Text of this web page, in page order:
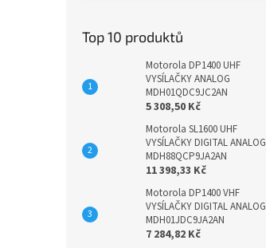
Top 10 produktů
Motorola DP1400 UHF
VYSÍLAČKY ANALOG
MDH01QDC9JC2AN
5 308,50 Kč
Motorola SL1600 UHF
VYSÍLAČKY DIGITAL ANALOG
MDH88QCP9JA2AN
11 398,33 Kč
Motorola DP1400 VHF
VYSÍLAČKY DIGITAL ANALOG
MDH01JDC9JA2AN
7 284,82 Kč